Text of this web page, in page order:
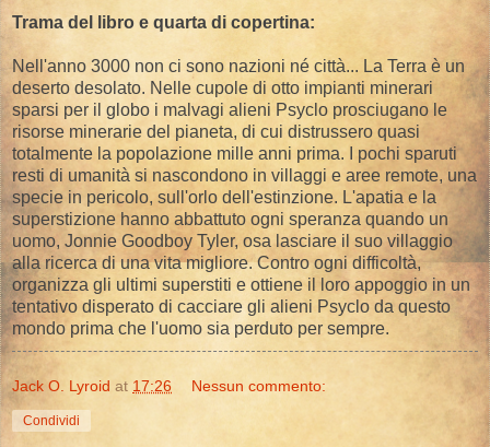
Trama del libro e quarta di copertina:
Nell'anno 3000 non ci sono nazioni né città... La Terra è un
deserto desolato. Nelle cupole di otto impianti minerari
sparsi per il globo i malvagi alieni Psyclo prosciugano le
risorse minerarie del pianeta, di cui distrussero quasi
totalmente la popolazione mille anni prima. I pochi sparuti
resti di umanità si nascondono in villaggi e aree remote, una
specie in pericolo, sull'orlo dell'estinzione. L'apatia e la
superstizione hanno abbattuto ogni speranza quando un
uomo, Jonnie Goodboy Tyler, osa lasciare il suo villaggio
alla ricerca di una vita migliore. Contro ogni difficoltà,
organizza gli ultimi superstiti e ottiene il loro appoggio in un
tentativo disperato di cacciare gli alieni Psyclo da questo
mondo prima che l'uomo sia perduto per sempre.
Jack O. Lyroid at 17:26 Nessun commento:
Condividi